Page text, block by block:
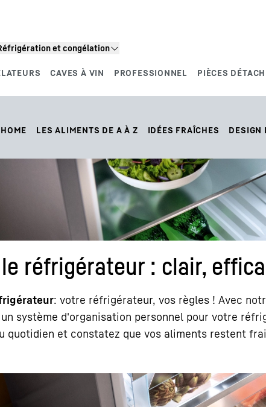
et congélation
CAVES À VIN PROFESSIONNEL PIÈCES
HOME LES ALIMENTS DE A À Z IDÉES FRAÎCHES DESIGN
réfrigérateur : clair,
: votre réfrigérateur, vos règles ! Avec
système d'organisation personnel pour votre
quotidien et constatez que vos aliments restent